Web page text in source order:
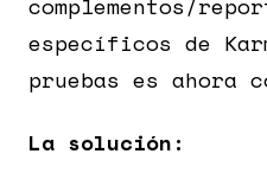
específicos de
pruebas es ahora
La solución: